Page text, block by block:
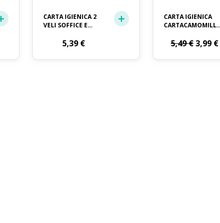
CARTA IGIENICA 2
VELI SOFFICE E
12 ROTOLI
5,39 €
CARTA IGIENICA
5,49€Il
3,99 €Il